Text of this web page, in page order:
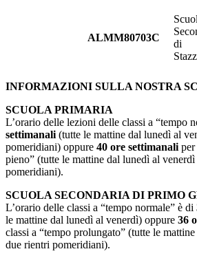
ALMM80703C
di
INFORMAZIONI SULLA NOSTRA
SCUOLA PRIMARIA
L’orario delle lezioni delle classi a “tempo
settimanali (tutte le mattine dal lunedì al
pomeridiani) oppure 40 ore settimanali per
pieno” (tutte le mattine dal lunedì al
pomeridiani).
SCUOLA SECONDARIA DI PRIMO
L’orario delle classi a “tempo normale” è di
le mattine dal lunedì al venerdì) oppure 36
classi a “tempo prolungato” (tutte le
due rientri pomeridiani).